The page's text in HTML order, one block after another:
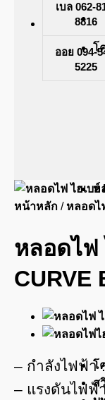
โ
ห
โ
ส
เบล 062-
8816
ออย 094-
5225
หน้าหลัก / หลอดไ
หลอดไฟ
CURVE
– กำลังไฟฟ้า
– แรงดันไฟฟ้